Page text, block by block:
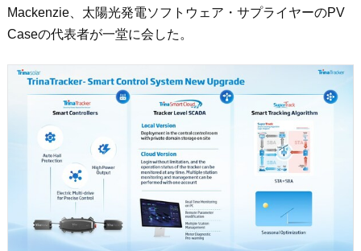
Mackenzie、太陽光発電ソフトウェア・サプライヤーのPV
Caseの代表者が一堂に会した。